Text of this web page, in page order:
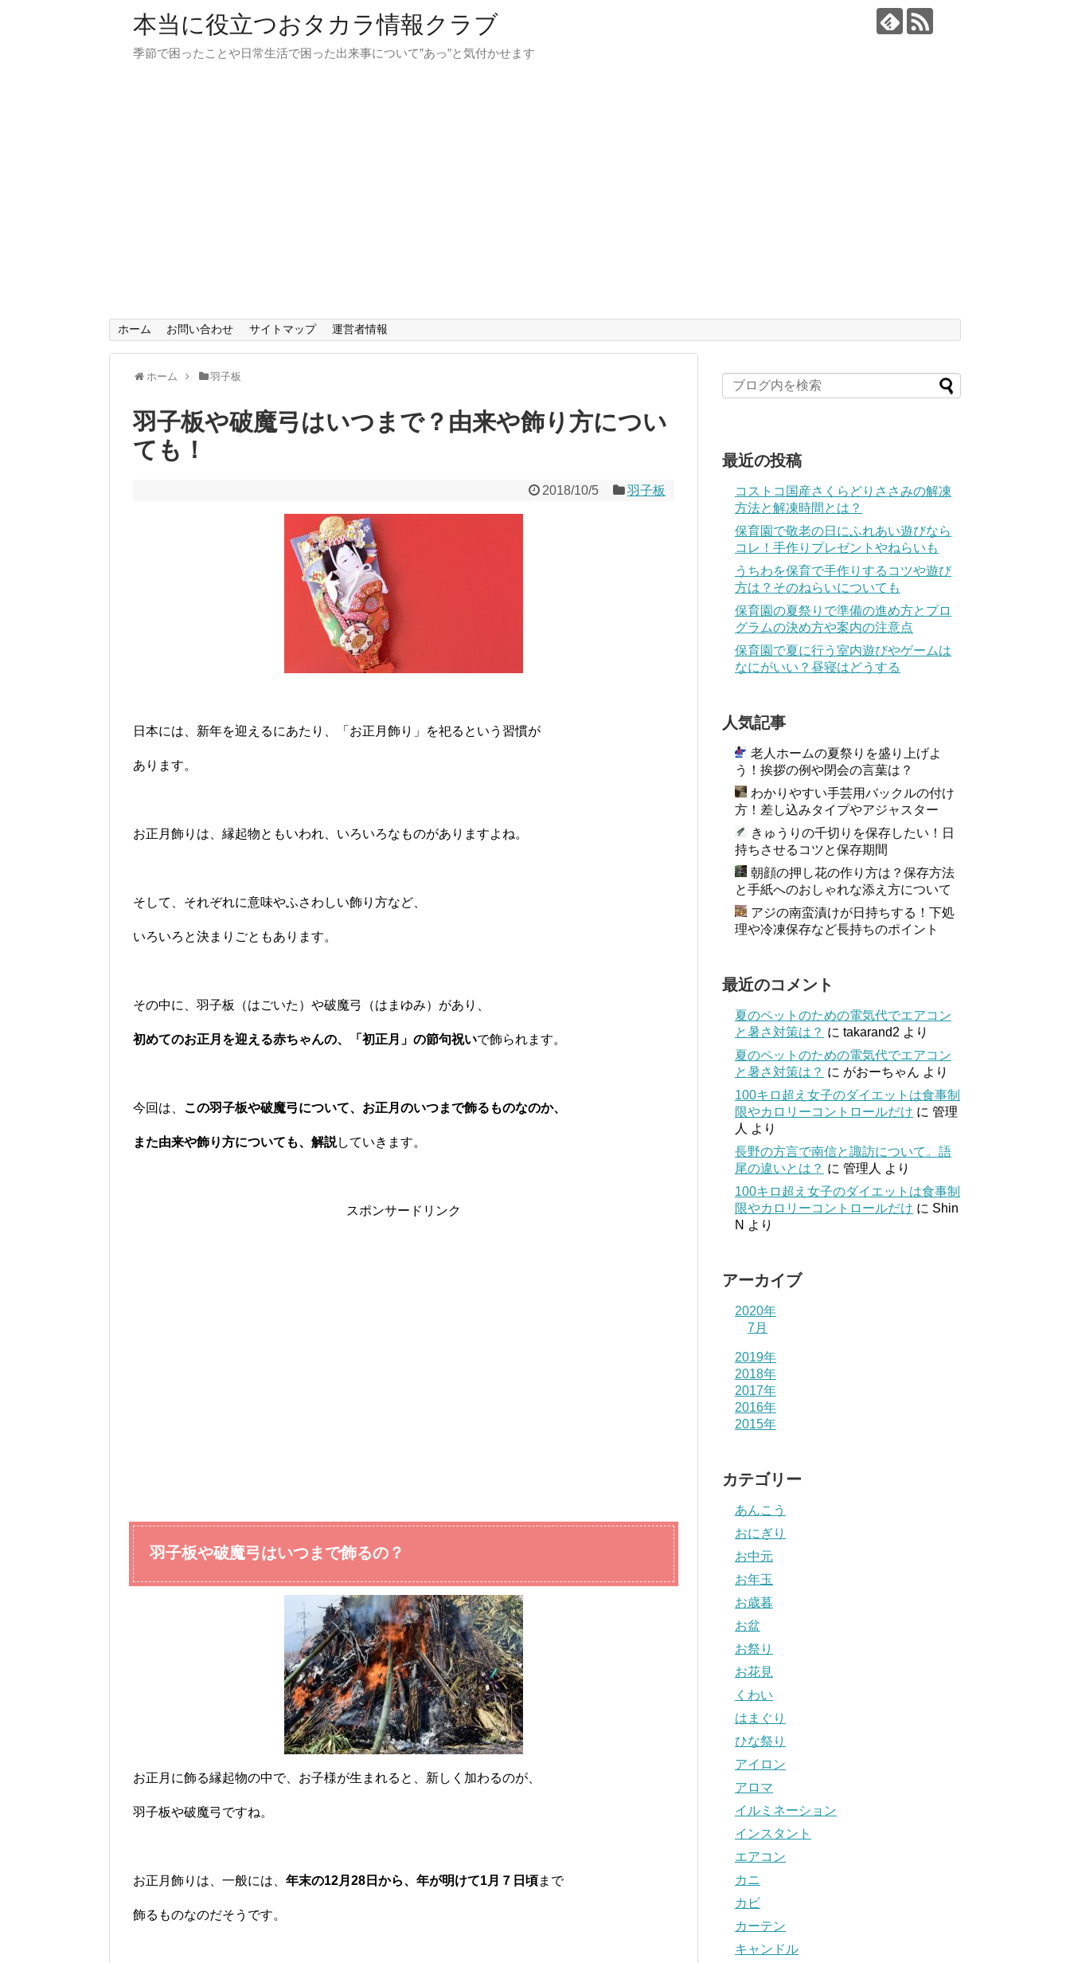
本当に役立つおタカラ情報クラブ
季節で困ったことや日常生活で困った出来事について”あっ”と気付かせます
ホーム お問い合わせ サイトマップ 運営者情報
ホーム 羽子板
羽子板や破魔弓はいつまで？由来や飾り方につい
ても！
2018/10/5 羽子板
日本には、新年を迎えるにあたり、「お正月飾り」を祀るという習慣が
あります。
お正月飾りは、縁起物ともいわれ、いろいろなものがありますよね。
そして、それぞれに意味やふさわしい飾り方など、
いろいろと決まりごともあります。
その中に、羽子板（はごいた）や破魔弓（はまゆみ）があり、
初めてのお正月を迎える赤ちゃんの、「初正月」の節句祝いで飾られます。
今回は、 この羽子板や破魔弓について、お正月のいつまで飾るものなのか、
また由来や飾り方についても、解説していきます。
スポンサードリンク
羽子板や破魔弓はいつまで飾るの？
お正月に飾る縁起物の中で、お子様が生まれると、新しく加わるのが、
羽子板や破魔弓ですね。
お正月飾りは、一般には、 年末の12月28日から、年が明けて1月７日頃まで
飾るものなのだそうです。
最近の投稿
コストコ国産さくらどりささみの解凍
方法と解凍時間とは？
保育園で敬老の日にふれあい遊びなら
コレ！手作りプレゼントやねらいも
うちわを保育で手作りするコツや遊び
方は？そのねらいについても
保育園の夏祭りで準備の進め方とプロ
グラムの決め方や案内の注意点
保育園で夏に行う室内遊びやゲームは
なにがいい？昼寝はどうする
人気記事
老人ホームの夏祭りを盛り上げよ
う！挨拶の例や閉会の言葉は？
わかりやすい手芸用バックルの付け
方！差し込みタイプやアジャスター
きゅうりの千切りを保存したい！日
持ちさせるコツと保存期間
朝顔の押し花の作り方は？保存方法
と手紙へのおしゃれな添え方について
アジの南蛮漬けが日持ちする！下処
理や冷凍保存など長持ちのポイント
最近のコメント
夏のペットのための電気代でエアコン
と暑さ対策は？ に takarand2 より
夏のペットのための電気代でエアコン
と暑さ対策は？ に がおーちゃん より
100キロ超え女子のダイエットは食事制
限やカロリーコントロールだけ に 管理
人 より
長野の方言で南信と諏訪について。語
尾の違いとは？ に 管理人 より
100キロ超え女子のダイエットは食事制
限やカロリーコントロールだけ に Shin
N より
アーカイブ
2020年
7月
2019年
2018年
2017年
2016年
2015年
カテゴリー
あんこう
おにぎり
お中元
お年玉
お歳暮
お盆
お祭り
お花見
くわい
はまぐり
ひな祭り
アイロン
アロマ
イルミネーション
インスタント
エアコン
カニ
カビ
カーテン
キャンドル